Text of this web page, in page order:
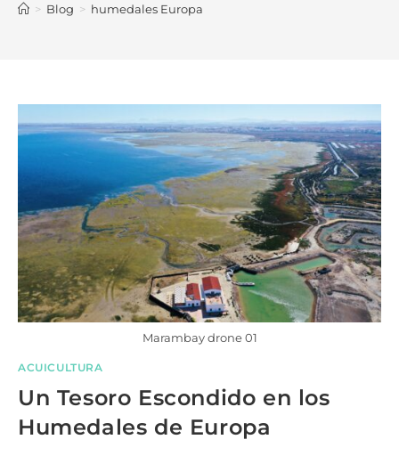
> Blog > humedales Europa
Marambay drone 01
ACUICULTURA
Un Tesoro Escondido en los
Humedales de Europa